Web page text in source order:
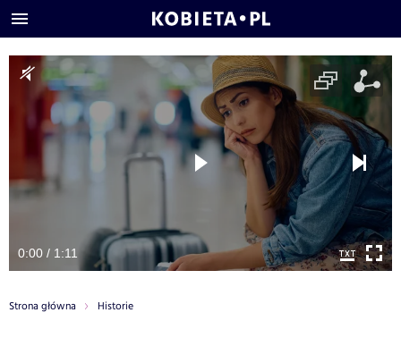
0:00 / 1:11
Strona główna Historie